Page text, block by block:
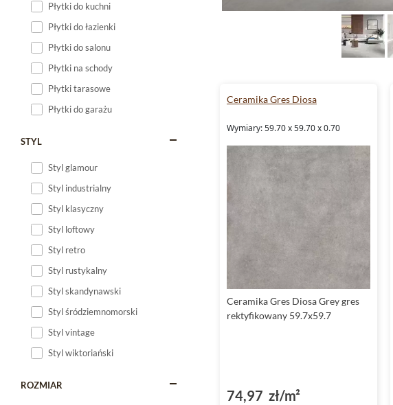
Płytki do kuchni
Płytki do łazienki
Płytki do salonu
Płytki na schody
Płytki tarasowe
Płytki do garażu
STYL
Styl glamour
Styl industrialny
Styl klasyczny
Styl loftowy
Styl retro
Styl rustykalny
Styl skandynawski
Styl śródziemnomorski
Styl vintage
Styl wiktoriański
ROZMIAR
Ceramika Gres Diosa
Wymiary: 59.70 x 59.70 x 0.70
Ceramika Gres Diosa Grey gres
rektyfikowany 59.7x59.7
74,97 zł/m²